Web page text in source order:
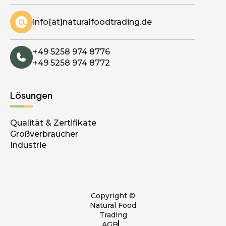
info[at]naturalfoodtrading.de
+49 5258 974 8776
+49 5258 974 8772
Lösungen
Qualität & Zertifikate
Großverbraucher
Industrie
Copyright ©
Natural Food
Trading